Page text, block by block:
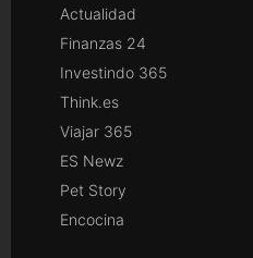
Actualidad
Finanzas 24
Investindo 365
Think.es
Viajar 365
ES Newz
Pet Story
Encocina